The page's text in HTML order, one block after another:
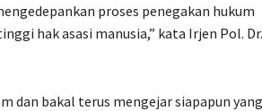
proses penegakan hukum
hak asasi manusia,” kata Irjen Pol. Dr.
dan bakal terus mengejar siapapun yang